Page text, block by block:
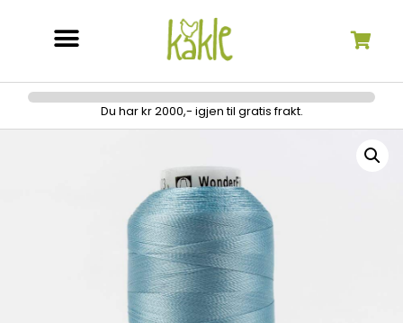
Du har kr 2000,- igjen til gratis frakt.